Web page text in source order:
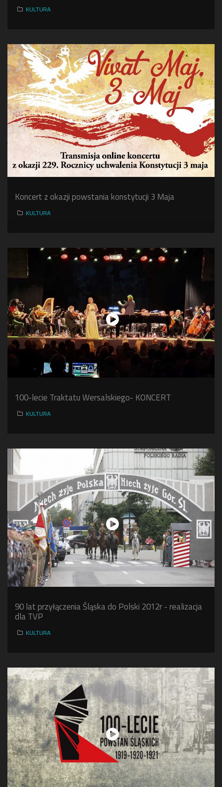
KULTURA
Koncert z okazji powstania konstytucji 3 Maja
KULTURA
100-lecie Traktatu Wersalskiego- KONCERT
KULTURA
90 lat przyłączenia Śląska do Polski 2012r - realizacja
dla TVP
KULTURA